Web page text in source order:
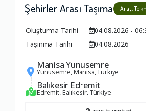
Şehirler Arası Taşıma Araç,
Oluşturma Tarihi
04.08.2026 -
Taşınma Tarihi
04.08.2026
Manisa Yunusemre
Yunusemre, Manisa, Türkiye
Balıkesir Edremit
Edremit, Balıkesir, Türkiye